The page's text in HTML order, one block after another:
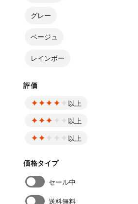
グレー
ベージュ
レインボー
評価
以上
以上
以上
価格タイプ
セール中
送料無料